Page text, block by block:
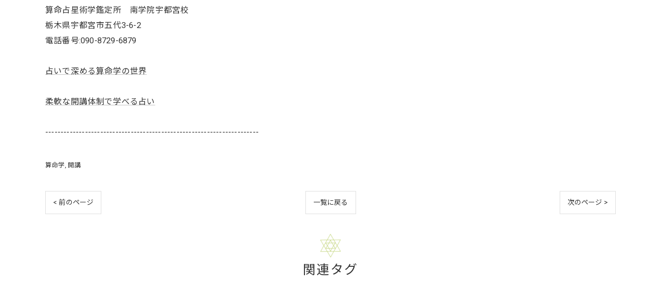
算命占星術学鑑定所 南学院宇都宮校
栃木県宇都宮市五代3-6-2
電話番号:090-8729-6879
占いで深める算命学の世界
柔軟な開講体制で学べる占い
----------------------------------------------------------------------
算命学 開講
< 前のページ 一覧に戻る 次のページ >
関連タグ